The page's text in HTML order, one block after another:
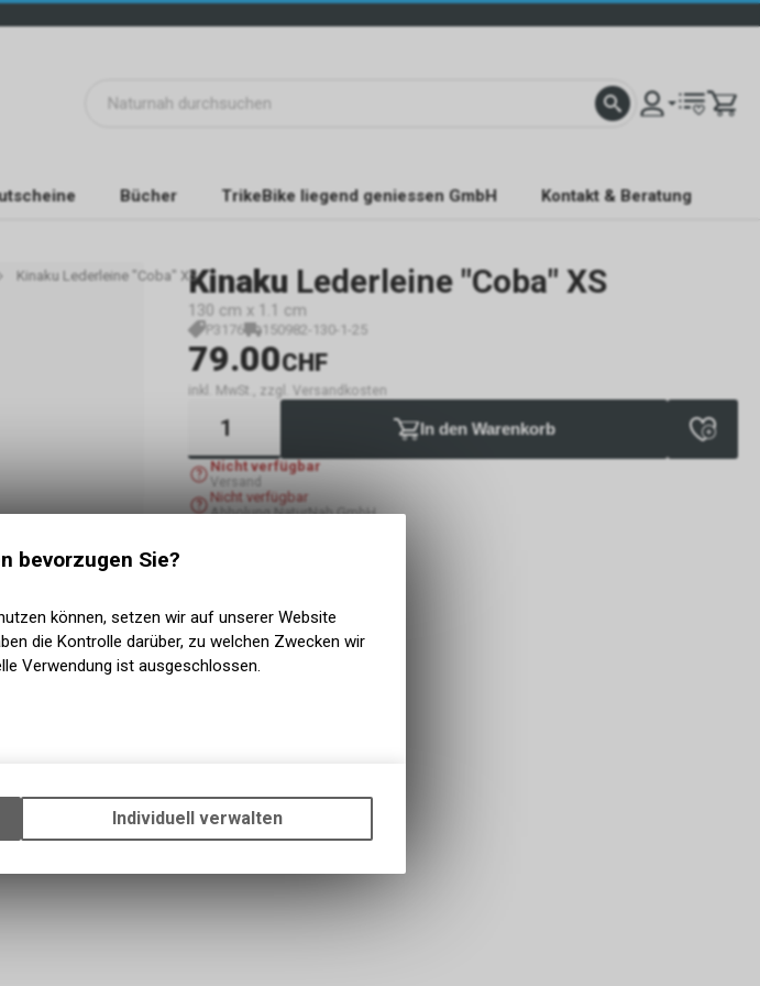
Bücher TrikeBike liegend geniessen GmbH Kontakt & Beratung
Kinaku Lederleine "Coba" XSKinaku Lederleine "Coba" XS
130 cm x 1.1 cm
P3176 150982-130-1-25
79.00CHF
inkl. MwSt., zzgl. Versandkosten
In den Warenkorb
Nicht verfügbar
Versand
Nicht verfügbar
Abholung NaturNah GmbH
bevorzugen Sie?
können, setzen wir auf unserer Website
die Kontrolle darüber, zu welchen Zwecken wir
Verwendung ist ausgeschlossen.
Funktionen unseres Online-Angebots, wie die
ermöglichen. Bitte beachten Sie, dass die
Individuell verwalten